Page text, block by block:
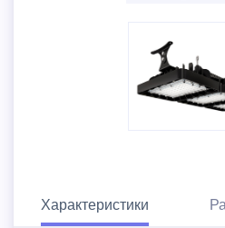
Характеристики